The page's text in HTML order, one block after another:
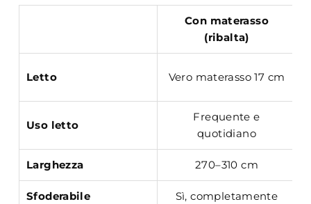
Con materasso
(ribalta)
Letto Vero materasso 17 cm
Uso letto
Frequente e
quotidiano
Larghezza 270–310 cm
Sfoderabile Sì, completamente